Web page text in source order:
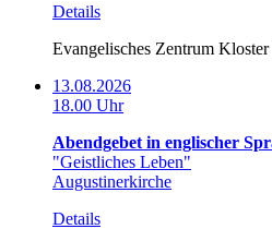
Details
Evangelisches Zentrum
13.08.2026
18.00 Uhr
Abendgebet in englischer
"Geistliches Leben"
Augustinerkirche
Details